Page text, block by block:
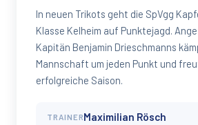
In neuen Trikots geht die SpVgg
Klasse Kelheim auf Punktejagd.
Kapitän Benjamin Drieschmanns
Mannschaft um jeden Punkt und
erfolgreiche Saison.
TRAINERMaximilian Rösch